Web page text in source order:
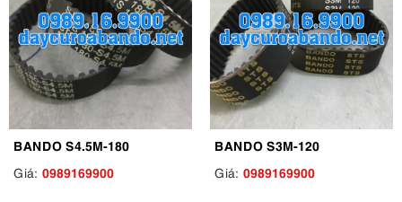
BANDO S4.5M-180
Giá: 0989169900
BANDO S3M-120
Giá: 0989169900